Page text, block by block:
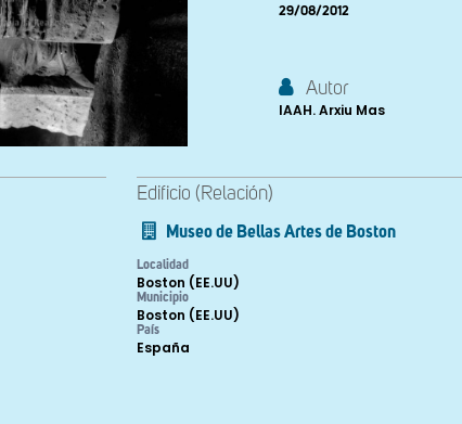
29/08/2012
Autor
IAAH. Arxiu Mas
Edificio (Relación)
Museo de Bellas Artes de Boston
Localidad
Boston (EE.UU)
Municipio
Boston (EE.UU)
País
España